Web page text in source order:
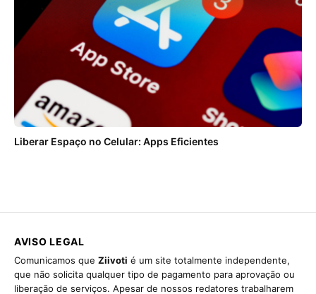
Liberar Espaço no Celular: Apps Eficientes
AVISO LEGAL
Comunicamos que Ziivoti é um site totalmente independente,
que não solicita qualquer tipo de pagamento para aprovação ou
liberação de serviços. Apesar de nossos redatores trabalharem